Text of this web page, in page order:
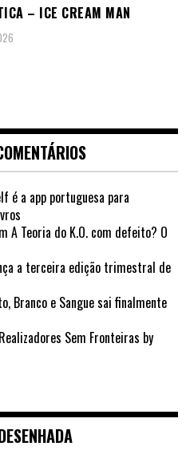
– ICE CREAM MAN
é a app portuguesa para
A Teoria do K.O. com defeito? O
a terceira edição trimestral de
Branco e Sangue sai finalmente
Sem Fronteiras by